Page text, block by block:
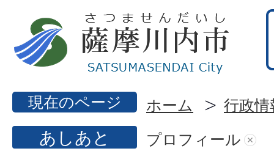
現在のページ ホーム 行政情
あしあと プロフィール